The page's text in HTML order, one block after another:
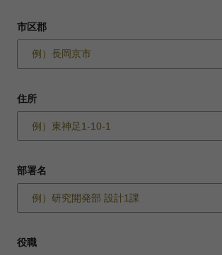
市区郡
住所
部署名
役職